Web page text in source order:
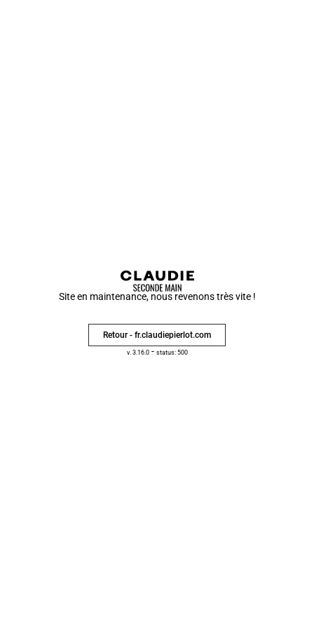
Site en maintenance, nous revenons très vite !
Retour - fr.claudiepierlot.com
v. 3.16.0- status: 500